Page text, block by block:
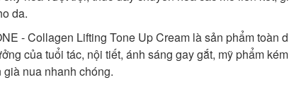
da.
- Collagen Lifting Tone Up Cream là sản phẩm toàn
của tuổi tác, nội tiết, ánh sáng gay gắt, mỹ phẩm
nua nhanh chóng.